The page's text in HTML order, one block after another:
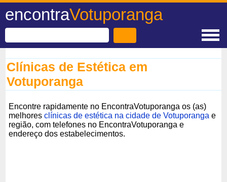
encontraVotuporanga
Clínicas de Estética em
Votuporanga
Encontre rapidamente no EncontraVotuporanga os (as)
melhoresclínicas de estética na cidade de Votuporanga e
região, com telefones no EncontraVotuporanga e
endereço dos estabelecimentos.